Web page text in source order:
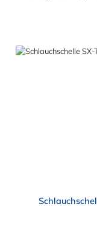
Produktgalerie